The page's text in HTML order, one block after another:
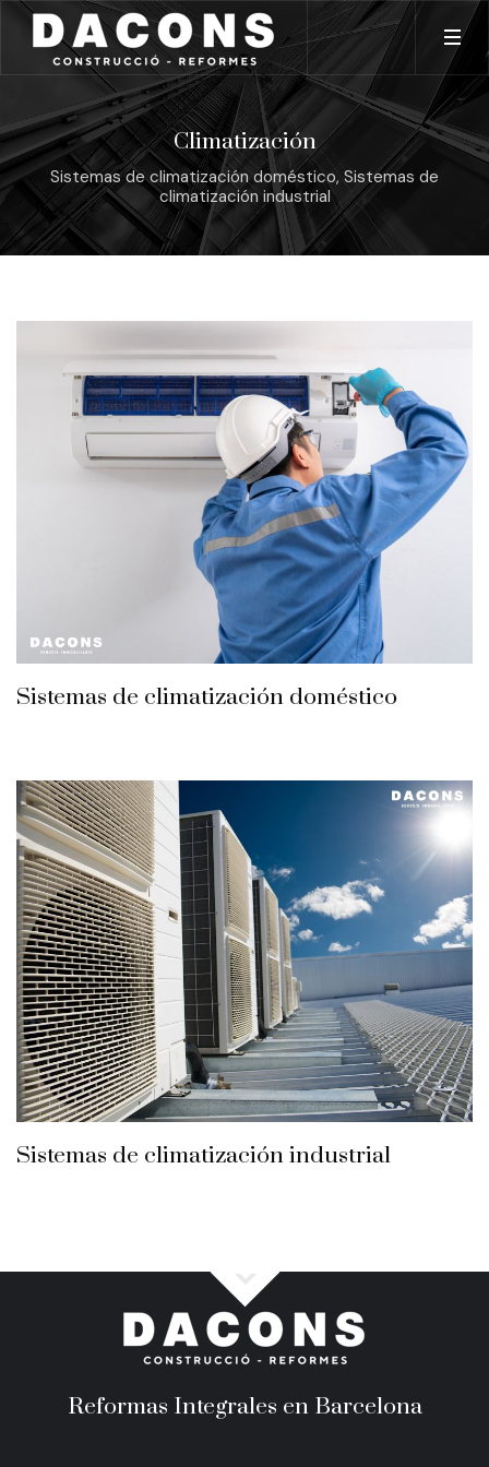
Climatización
Sistemas de climatización doméstico, Sistemas de
climatización industrial
Sistemas de climatización doméstico
Sistemas de climatización industrial
Reformas Integrales en Barcelona